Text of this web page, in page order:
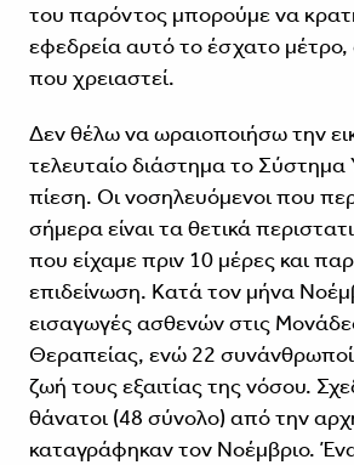
του παρόντος μπορούμε να
εφεδρεία αυτό το έσχατο
που χρειαστεί.
Δεν θέλω να ωραιοποιήσω την
τελευταίο διάστημα το Σύστημα
πίεση. Οι νοσηλευόμενοι που
σήμερα είναι τα θετικά
που είχαμε πριν 10 μέρες και
επιδείνωση. Κατά τον μήνα
εισαγωγές ασθενών στις
Θεραπείας, ενώ 22
ζωή τους εξαιτίας της νόσου.
θάνατοι (48 σύνολο) από την
καταγράφηκαν τον Νοέμβριο.